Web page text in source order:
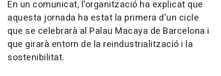
En un comunicat, l'organització ha explicat que
aquesta jornada ha estat la primera d'un cicle
que se celebrarà al Palau Macaya de Barcelona i
que girarà entorn de la reindustrialització i la
sostenibilitat.